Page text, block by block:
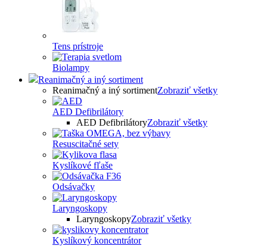
Tens prístroje
Biolampy
Reanimačný a iný sortiment
Reanimačný a iný sortimentZobraziť všetky
AED Defibrilátory
AED DefibrilátoryZobraziť všetky
Resuscitačné sety
Kyslíkové fľaše
Odsávačky
Laryngoskopy
LaryngoskopyZobraziť všetky
Kyslíkový koncentrátor